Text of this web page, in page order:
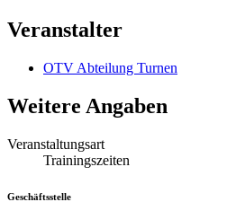
Veranstalter
OTV Abteilung Turnen
Weitere Angaben
Veranstaltungsart
Trainingszeiten
Geschäftsstelle